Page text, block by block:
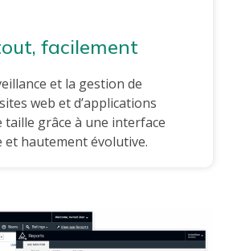
facilement
et la gestion de
web et d’applications
taille grâce à une interface
et hautement évolutive.